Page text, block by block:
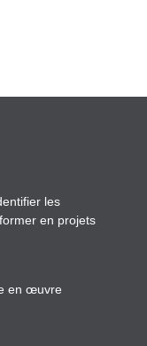
les
en projets
en œuvre